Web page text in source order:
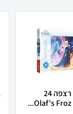
Trefl פאזל רצפה 24